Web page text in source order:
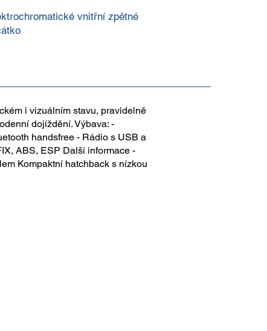
vnitřní zpětné
i vizuálním stavu, pravidelně
dojíždění. Výbava: -
handsfree - Rádio s USB a
ABS, ESP Další informace -
Kompaktní hatchback s nízkou